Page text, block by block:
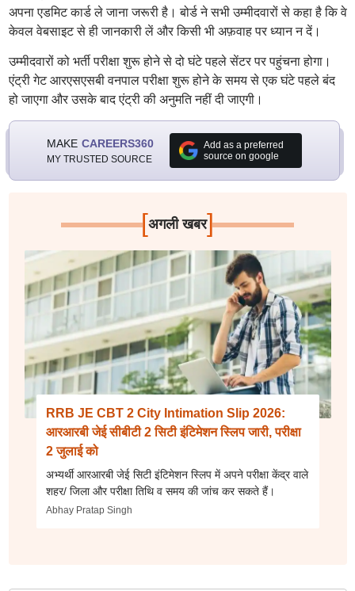
अपना एडमिट कार्ड ले जाना जरूरी है। बोर्ड ने सभी उम्मीदवारों से कहा है कि वे
केवल वेबसाइट से ही जानकारी लें और किसी भी अफ़वाह पर ध्यान न दें।
उम्मीदवारों को भर्ती परीक्षा शुरू होने से दो घंटे पहले सेंटर पर पहुंचना होगा।
एंट्री गेट आरएसएसबी वनपाल परीक्षा शुरू होने के समय से एक घंटे पहले बंद
हो जाएगा और उसके बाद एंट्री की अनुमति नहीं दी जाएगी।
MAKE CAREERS360
MY TRUSTED SOURCE
Add as a preferred
source on google
[अगली खबर]
RRB JE CBT 2 City Intimation Slip 2026:
आरआरबी जेई सीबीटी 2 सिटी इंटिमेशन स्लिप जारी, परीक्षा
2 जुलाई को
अभ्यर्थी आरआरबी जेई सिटी इंटिमेशन स्लिप में अपने परीक्षा केंद्र वाले
शहर/ जिला और परीक्षा तिथि व समय की जांच कर सकते हैं।
Abhay Pratap Singh